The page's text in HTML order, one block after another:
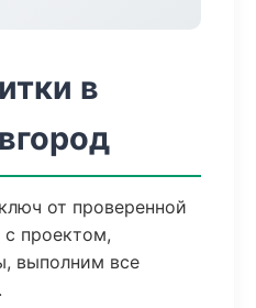
в
от проверенной
проектом,
выполним все